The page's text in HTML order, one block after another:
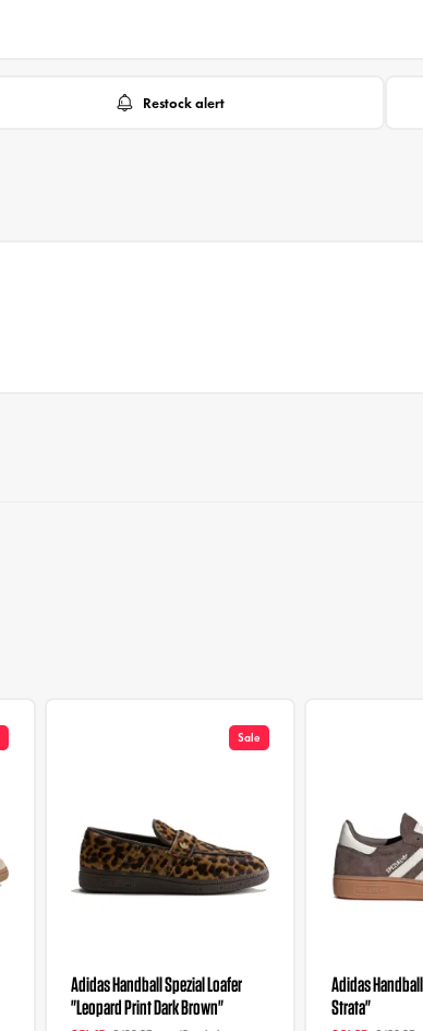
Restock alert
Sale
Adidas Handball Spezial Loafer
"Leopard Print Dark Brown"
Adidas
Strata"